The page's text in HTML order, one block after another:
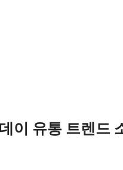
이 유통 트렌드